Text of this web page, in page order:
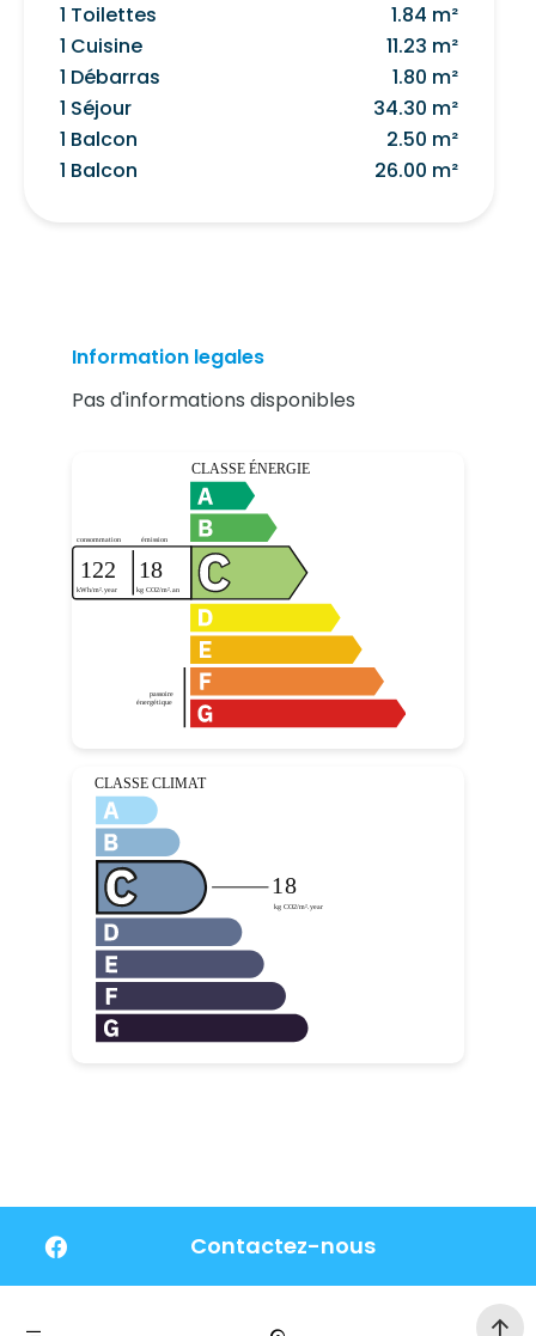
1 Toilettes
1.84 m²
1 Cuisine
11.23 m²
1 Débarras
1.80 m²
1 Séjour
34.30 m²
1 Balcon
2.50 m²
1 Balcon
26.00 m²
Information legales
Pas d'informations disponibles
Contactez-nous